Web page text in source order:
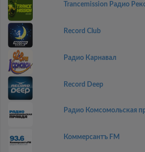
Trancemission Радио
Record Club
Радио Карнавал
Record Deep
Радио Комсомольская
Коммерсантъ FM